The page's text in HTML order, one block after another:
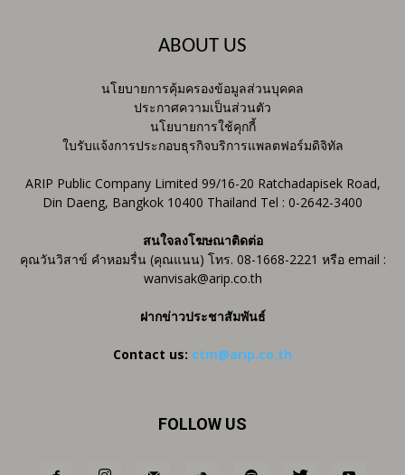
ABOUT US
นโยบายการคุ้มครองข้อมูลส่วนบุคคล
ประกาศความเป็นส่วนตัว
นโยบายการใช้คุกกี้
ใบรับแจ้งการประกอบธุรกิจบริการแพลตฟอร์มดิจิทัล
ARIP Public Company Limited 99/16-20 Ratchadapisek Road,
Din Daeng, Bangkok 10400 Thailand Tel : 0-2642-3400
สนใจลงโฆษณาติดต่อ
คุณวันวิสาข์ คำหอมรื่น (คุณแนน) โทร. 08-1668-2221 หรือ email :
wanvisak@arip.co.th
ฝากข่าวประชาสัมพันธ์
Contact us: ctm@arip.co.th
FOLLOW US